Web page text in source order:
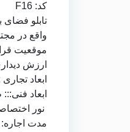
کد: F16
تابلو فضای
واقع در
موقعیت
ارزش دیداری :
ابعاد تجاری ::: طول: 6 متر،
ابعاد فنی::: طول: 5.8 متر،
نور
مدت